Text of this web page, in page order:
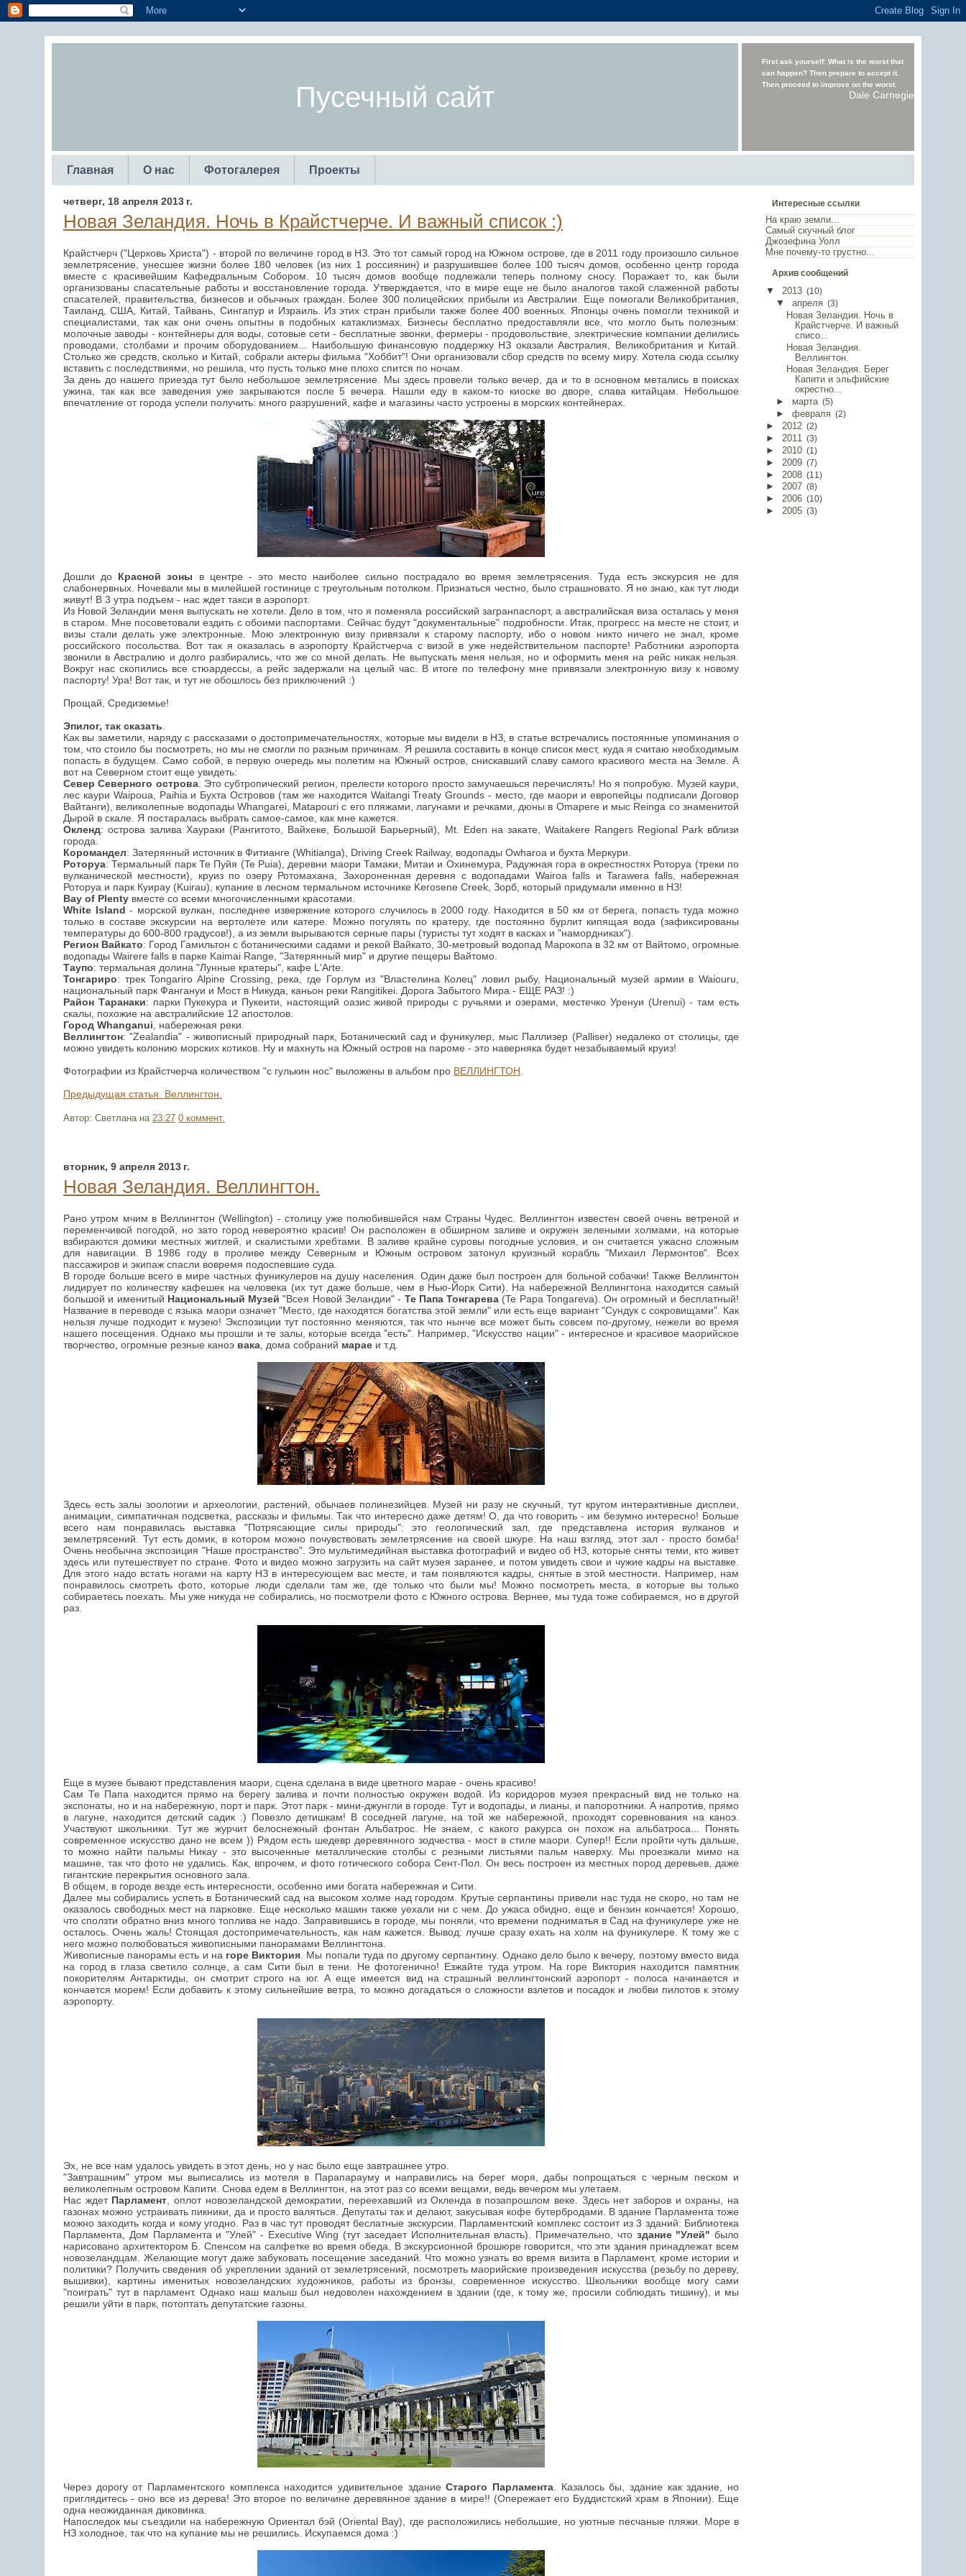
Пусечный сайт
First ask yourself: What is the worst that
can happen? Then prepare to accept it.
Then proceed to improve on the worst.
Dale Carnegie
Главная О нас Фотогалерея Проекты
четверг, 18 апреля 2013 г.
Новая Зеландия. Ночь в Крайстчерче. И важный список :)
Крайстчерч ("Церковь Христа") - второй по величине город в НЗ. Это тот самый город на Южном острове, где в 2011 году произошло сильное
землетрясение, унесшее жизни более 180 человек (из них 1 россиянин) и разрушившее более 100 тысяч домов, особенно центр города
вместе с красивейшим Кафедральным Собором. 10 тысяч домов вообще подлежали теперь полному сносу. Поражает то, как были
организованы спасательные работы и восстановление города. Утверждается, что в мире еще не было аналогов такой слаженной работы
спасателей, правительства, бизнесов и обычных граждан. Более 300 полицейских прибыли из Австралии. Еще помогали Великобритания,
Таиланд, США, Китай, Тайвань, Сингапур и Израиль. Из этих стран прибыли также более 400 военных. Японцы очень помогли техникой и
специалистами, так как они очень опытны в подобных катаклизмах. Бизнесы бесплатно предоставляли все, что могло быть полезным:
молочные заводы - контейнеры для воды, сотовые сети - бесплатные звонки, фермеры - продовольствие, электрические компании делились
проводами, столбами и прочим оборудованием... Наибольшую финансовую поддержку НЗ оказали Австралия, Великобритания и Китай.
Столько же средств, сколько и Китай, собрали актеры фильма "Хоббит"! Они организовали сбор средств по всему миру. Хотела сюда ссылку
вставить с последствиями, но решила, что пусть только мне плохо спится по ночам.
За день до нашего приезда тут было небольшое землетрясение. Мы здесь провели только вечер, да и то в основном метались в поисках
ужина, так как все заведения уже закрываются после 5 вечера. Нашли еду в каком-то киоске во дворе, слава китайцам. Небольшое
впечатление от города успели получить: много разрушений, кафе и магазины часто устроены в морских контейнерах.
Дошли до Красной зоны в центре - это место наиболее сильно пострадало во время землетрясения. Туда есть экскурсия не для
слабонервных. Ночевали мы в милейшей гостинице с треугольным потолком. Признаться честно, было страшновато. Я не знаю, как тут люди
живут! В 3 утра подъем - нас ждет такси в аэропорт.
Из Новой Зеландии меня выпускать не хотели. Дело в том, что я поменяла российский загранпаспорт, а австралийская виза осталась у меня
в старом. Мне посоветовали ездить с обоими паспортами. Сейчас будут "документальные" подробности. Итак, прогресс на месте не стоит, и
визы стали делать уже электронные. Мою электронную визу привязали к старому паспорту, ибо о новом никто ничего не знал, кроме
российского посольства. Вот так я оказалась в аэропорту Крайстчерча с визой в уже недействительном паспорте! Работники аэропорта
звонили в Австралию и долго разбирались, что же со мной делать. Не выпускать меня нельзя, но и оформить меня на рейс никак нельзя.
Вокруг нас скопились все стюардессы, а рейс задержали на целый час. В итоге по телефону мне привязали электронную визу к новому
паспорту! Ура! Вот так, и тут не обошлось без приключений :)
Прощай, Средиземье!
Эпилог, так сказать.
Как вы заметили, наряду с рассказами о достопримечательностях, которые мы видели в НЗ, в статье встречались постоянные упоминания о
том, что стоило бы посмотреть, но мы не смогли по разным причинам. Я решила составить в конце список мест, куда я считаю необходимым
попасть в будущем. Само собой, в первую очередь мы полетим на Южный остров, снискавший славу самого красивого места на Земле. А
вот на Северном стоит еще увидеть:
Север Северного острова. Это субтропический регион, прелести которого просто замучаешься перечислять! Но я попробую. Музей каури,
лес каури Waipoua, Paihia и Бухта Островов (там же находится Waitangi Treaty Grounds - место, где маори и европейцы подписали Договор
Вайтанги), великолепные водопады Whangarei, Matapouri с его пляжами, лагунами и речками, дюны в Omapere и мыс Reinga со знаменитой
Дырой в скале. Я постаралась выбрать самое-самое, как мне кажется.
Окленд: острова залива Хаураки (Рангитото, Вайхеке, Большой Барьерный), Mt. Eden на закате, Waitakere Rangers Regional Park вблизи
города.
Коромандел: Затерянный источник в Фитианге (Whitianga), Driving Creek Railway, водопады Owharoa и бухта Меркури.
Роторуа: Термальный парк Те Пуйя (Te Puia), деревни маори Тамаки, Митаи и Охинемура, Радужная гора в окрестностях Роторуа (треки по
вулканической местности), круиз по озеру Ротомахана, Захороненная деревня с водопадами Wairoa falls и Tarawera falls, набережная
Роторуа и парк Куирау (Kuirau), купание в лесном термальном источнике Kerosene Creek, Зорб, который придумали именно в НЗ!
Bay of Plenty вместе со всеми многочисленными красотами.
White Island - морской вулкан, последнее извержение которого случилось в 2000 году. Находится в 50 км от берега, попасть туда можно
только в составе экскурсии на вертолете или катере. Можно погулять по кратеру, где постоянно бурлит кипящая вода (зафиксированы
температуры до 600-800 градусов!), а из земли вырываются серные пары (туристы тут ходят в касках и "намордниках").
Регион Вайкато: Город Гамильтон с ботаническими садами и рекой Вайкато, 30-метровый водопад Марокопа в 32 км от Вайтомо, огромные
водопады Wairere falls в парке Kaimai Range, "Затерянный мир" и другие пещеры Вайтомо.
Таупо: термальная долина "Лунные кратеры", кафе L'Arte.
Тонгариро: трек Tongariro Alpine Crossing, река, где Горлум из "Властелина Колец" ловил рыбу, Национальный музей армии в Waiouru,
национальный парк Фангануи и Мост в Никуда, каньон реки Rangitikei. Дорога Забытого Мира - ЕЩЕ РАЗ! :)
Район Таранаки: парки Пукекура и Пукеити, настоящий оазис живой природы с ручьями и озерами, местечко Уренуи (Urenui) - там есть
скалы, похожие на австралийские 12 апостолов.
Город Whanganui, набережная реки.
Веллингтон: "Zealandia" - живописный природный парк, Ботанический сад и фуникулер, мыс Паллизер (Palliser) недалеко от столицы, где
можно увидеть колонию морских котиков. Ну и махнуть на Южный остров на пароме - это наверняка будет незабываемый круиз!
Фотографии из Крайстчерча количеством "с гулькин нос" выложены в альбом про ВЕЛЛИНГТОН.
Предыдущая статья. Веллингтон.
Автор: Светлана на 23:27 0 коммент.
вторник, 9 апреля 2013 г.
Новая Зеландия. Веллингтон.
Рано утром мчим в Веллингтон (Wellington) - столицу уже полюбившейся нам Страны Чудес. Веллингтон известен своей очень ветреной и
переменчивой погодой, но зато город невероятно красив! Он расположен в обширном заливе и окружен зелеными холмами, на которые
взбираются домики местных житлей, и скалистыми хребтами. В заливе крайне суровы погодные условия, и он считается ужасно сложным
для навигации. В 1986 году в проливе между Северным и Южным островом затонул круизный корабль "Михаил Лермонтов". Всех
пассажиров и экипаж спасли вовремя подоспевшие суда.
В городе больше всего в мире частных фуникулеров на душу населения. Один даже был построен для больной собачки! Также Веллингтон
лидирует по количеству кафешек на человека (их тут даже больше, чем в Нью-Йорк Сити). На набережной Веллингтона находится самый
большой и именитый Национальный Музей "Всея Новой Зеландии" - Те Папа Тонгарева (Te Papa Tongareva). Он огромный и бесплатный!
Название в переводе с языка маори означет "Место, где находятся богатства этой земли" или есть еще вариант "Сундук с сокровищами". Как
нельзя лучше подходит к музею! Экспозиции тут постоянно меняются, так что нынче все может быть совсем по-другому, нежели во время
нашего посещения. Однако мы прошли и те залы, которые всегда "есть". Например, "Искусство нации" - интересное и красивое маорийское
творчество, огромные резные каноэ вака, дома собраний марае и т.д.
Здесь есть залы зоологии и археологии, растений, обычаев полинезийцев. Музей ни разу не скучный, тут кругом интерактивные дисплеи,
анимации, симпатичная подсветка, рассказы и фильмы. Так что интересно даже детям! О, да что говорить - им безумно интересно! Больше
всего нам понравилась выставка "Потрясающие силы природы": это геологический зал, где представлена история вулканов и
землетрясений. Тут есть домик, в котором можно почувствовать землетрясение на своей шкуре. На наш взгляд, этот зал - просто бомба!
Очень необычна экспозиция "Наше пространство". Это мультимедийная выставка фотографий и видео об НЗ, которые сняты теми, кто живет
здесь или путешествует по стране. Фото и видео можно загрузить на сайт музея заранее, и потом увидеть свои и чужие кадры на выставке.
Для этого надо встать ногами на карту НЗ в интересующем вас месте, и там появляются кадры, снятые в этой местности. Например, нам
понравилось смотреть фото, которые люди сделали там же, где только что были мы! Можно посмотреть места, в которые вы только
собираетесь поехать. Мы уже никуда не собирались, но посмотрели фото с Южного острова. Вернее, мы туда тоже собираемся, но в другой
раз.
Еще в музее бывают представления маори, сцена сделана в виде цветного марае - очень красиво!
Сам Те Папа находится прямо на берегу залива и почти полностью окружен водой. Из коридоров музея прекрасный вид не только на
экспонаты, но и на набережную, порт и парк. Этот парк - мини-джунгли в городе. Тут и водопады, и лианы, и папоротники. А напротив, прямо
в лагуне, находится детский садик :) Повезло детишкам! В соседней лагуне, на той же набережной, проходят соревнования на каноэ.
Участвуют школьники. Тут же журчит белоснежный фонтан Альбатрос. Не знаем, с какого ракурса он похож на альбатроса... Понять
современное искусство дано не всем )) Рядом есть шедевр деревянного зодчества - мост в стиле маори. Супер!! Если пройти чуть дальше,
то можно найти пальмы Никау - это высоченные металлические столбы с резными листьями пальм наверху. Мы проезжали мимо на
машине, так что фото не удались. Как, впрочем, и фото готического собора Сент-Пол. Он весь построен из местных пород деревьев, даже
гигантские перекрытия основного зала.
В общем, в городе везде есть интересности, особенно ими богата набережная и Сити.
Далее мы собирались успеть в Ботанический сад на высоком холме над городом. Крутые серпантины привели нас туда не скоро, но там не
оказалось свободных мест на парковке. Еще несколько машин также уехали ни с чем. До ужаса обидно, еще и бензин кончается! Хорошо,
что сползти обратно вниз много топлива не надо. Заправившись в городе, мы поняли, что времени подниматья в Сад на фуникулере уже не
осталось. Очень жаль! Стоящая достопримечательность, как нам кажется. Вывод: лучше сразу ехать на холм на фуникулере. К тому же с
него можно полюбоваться живописными панорамами Веллингтона.
Живописные панорамы есть и на горе Виктория. Мы попали туда по другому серпантину. Однако дело было к вечеру, поэтому вместо вида
на город в глаза светило солнце, а сам Сити был в тени. Не фотогенично! Езжайте туда утром. На горе Виктория находится памятник
покорителям Антарктиды, он смотрит строго на юг. А еще имеется вид на страшный веллингтонский аэропорт - полоса начинается и
кончается морем! Если добавить к этому сильнейшие ветра, то можно догадаться о сложности взлетов и посадок и любви пилотов к этому
аэропорту.
Эх, не все нам удалось увидеть в этот день, но у нас было еще завтрашнее утро.
"Завтрашним" утром мы выписались из мотеля в Парапарауму и направились на берег моря, дабы попрощаться с черным песком и
великолепным островом Капити. Снова едем в Веллингтон, на этот раз со всеми вещами, ведь вечером мы улетаем.
Нас ждет Парламент, оплот новозеландской демократии, переехавший из Окленда в позапрошлом веке. Здесь нет заборов и охраны, на
газонах можно устраивать пикники, да и просто валяться. Депутаты так и делают, закусывая кофе бутербродами. В здание Парламента тоже
можно заходить когда и кому угодно. Раз в час тут проводят беслатные экскурсии. Парламентский комплекс состоит из 3 зданий: Библиотека
Парламента, Дом Парламента и "Улей" - Executive Wing (тут заседает Исполнительная власть). Примечательно, что здание "Улей" было
нарисовано архитектором Б. Спенсом на салфетке во время обеда. В экскурсионной брошюре говорится, что эти здания принадлежат всем
новозеландцам. Желающие могут даже забуковать посещение заседаний. Что можно узнать во время визита в Парламент, кроме истории и
политики? Получить сведения об укреплении зданий от землетрясений, посмотреть маорийские произведения искусства (резьбу по дереву,
вышивки), картины именитых новозеландских художников, работы из бронзы, современное искусство. Школьники вообще могу сами
"поиграть" тут в парламент. Однако наш малыш был недоволен нахождением в здании (где, к тому же, просили соблюдать тишину), и мы
решили уйти в парк, потоптать депутатские газоны.
Через дорогу от Парламентского комплекса находится удивительное зданиеСтарого Парламента. Казалось бы, здание как здание, но
приглядитесь - оно все из дерева! Это второе по величине деревянное здание в мире!! (Опережает его Буддистский храм в Японии). Еще
одна неожиданная диковинка.
Напоследок мы съездили на набережную Ориентал бэй (Oriental Bay), где расположились небольшие, но уютные песчаные пляжи. Море в
НЗ холодное, так что на купание мы не решились. Искупаемся дома :)
Интересные ссылки
На краю земли...
Самый скучный блог
Джозефина Уолл
Мне почему-то грустно...
Архив сообщений
▼ 2013 (10)
▼ апреля (3)
Новая Зеландия. Ночь в
Крайстчерче. И важный
списо...
Новая Зеландия.
Веллингтон.
Новая Зеландия. Берег
Капити и эльфийские
окрестно...
►
марта (5)
► февраля (2)
► 2012 (2)
► 2011 (3)
► 2010 (1 )
► 2009 (7)
► 2008 (11 )
► 2007 (8)
► 2006 (10)
► 2005 (3)